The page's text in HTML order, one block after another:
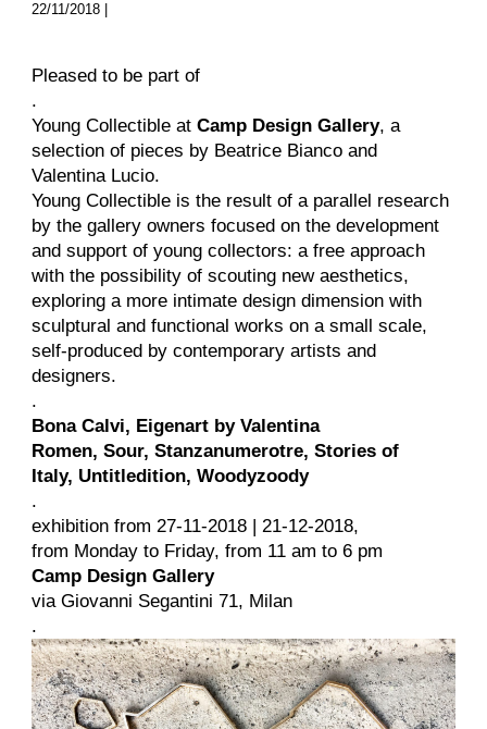
22/11/2018 |
Pleased to be part of
.
Young Collectible at Camp Design Gallery, a
selection of pieces by Beatrice Bianco and
Valentina Lucio.
Young Collectible is the result of a parallel research
by the gallery owners focused on the development
and support of young collectors: a free approach
with the possibility of scouting new aesthetics,
exploring a more intimate design dimension with
sculptural and functional works on a small scale,
self-produced by contemporary artists and
designers.
.
Bona Calvi, Eigenart by Valentina
Romen, Sour, Stanzanumerotre, Stories of
Italy, Untitledition, Woodyzoody
.
exhibition from 27-11-2018 | 21-12-2018,
from Monday to Friday, from 11 am to 6 pm
Camp Design Gallery
via Giovanni Segantini 71, Milan
.